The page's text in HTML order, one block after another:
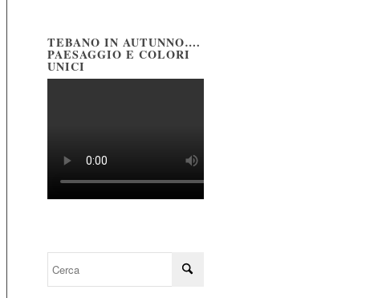
TEBANO IN AUTUNNO….
PAESAGGIO E COLORI
UNICI